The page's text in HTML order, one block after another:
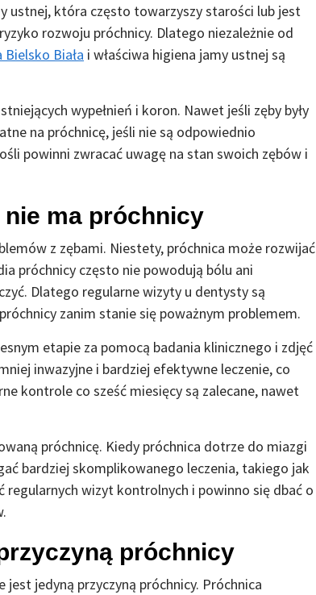
ustnej, która często towarzyszy starości lub jest
rozwoju próchnicy. Dlatego niezależnie od
Biała i właściwa higiena jamy ustnej są
wypełnień i koron. Nawet jeśli zęby były
na próchnicę, jeśli nie są odpowiednio
powinni zwracać uwagę na stan swoich zębów i
ma próchnicy
z zębami. Niestety, próchnica może rozwijać
próchnicy często nie powodują bólu ani
Dlatego regularne wizyty u dentysty są
zanim stanie się poważnym problemem.
etapie za pomocą badania klinicznego i zdjęć
inwazyjne i bardziej efektywne leczenie, co
kontrole co sześć miesięcy są zalecane, nawet
próchnicę. Kiedy próchnica dotrze do miazgi
bardziej skomplikowanego leczenia, takiego jak
wizyt kontrolnych i powinno się dbać o
próchnicy
jedyną przyczyną próchnicy. Próchnica